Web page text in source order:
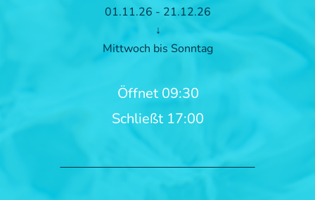
01.11.26 - 21.12.26
↓
Mittwoch bis Sonntag
Öffnet 09:30
Schließt 17:00